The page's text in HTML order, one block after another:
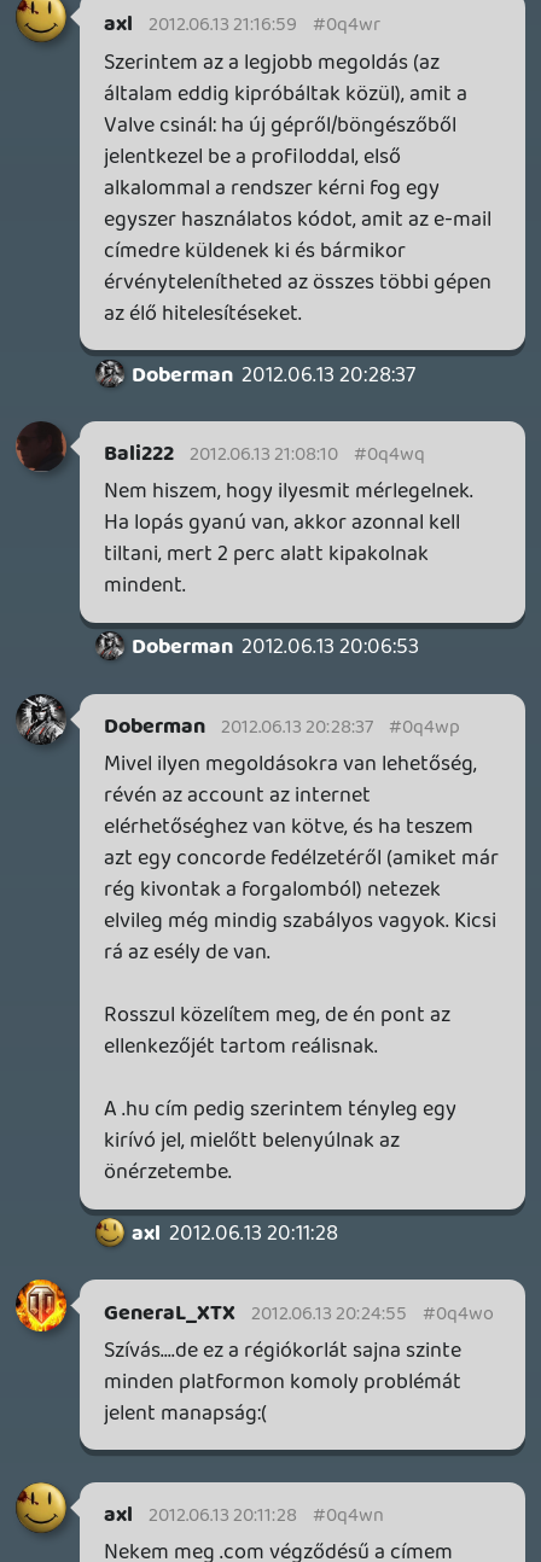
Insect 2012.06.13 19:38:10
Bali222 2012.06.13 19:45:22 #0q4wd
RMAH-t a battlenet accountodban
beállított ország szerinti régióban éred el.
Volt eről a régiózárról valami hivatalos info
amúgy? Pont azt hangoztatták, release
előtt, hogy mivel a menüben állíthatod,
hogy melyik régiót éred el, ezért nem
lesznek különböző verziók.
Insect 2012.06.13 19:38:10
Doberman 2012.06.13 19:43:52 #0q4wc
Megy a support a létező összes vonalon,
már volt személyes megkeresés levélben
részükről. Igazolványokat kérnek meg
társait, van remény legalább.
Az viszont, hogy se szó se beszéd kizárnak
mindenféle bizonyosság nélkül
megdöbbentő. Ha nincs normális support
akkor lehúztam budin a pénzt, mindezt
azért mert egy rugalmatlan online
felületen kell minden szemetet
rendeznem.
Insect 2012.06.13 19:38:10 #0q4wb
RMAH
axl 2012.06.13 19:32:49
2012.06.13 19:32:49 #0q4wa
Mondjuk ilyen esetekben (ismételt
belépések a világ távoli pontjairól, rövid
időn belül) a Valve is szó nélkül zárol.
Standard biztonsági eljárás, elvileg a
Viszont a régiózár szerintem is baromság.
Eleve miért nem mindegy nekik, hogy
ugyanoda áramlik be, csak más
csatornákon keresztül...
Doberman 2012.06.13 19:16:18 #0q4w9
Doboz kell, ha az ég leszakad akkor is, nem
odakint 60 usd, az meg nem ugyanaz.
Insect 2012.06.13 19:04:53 #0q4w8
Mindezt simán elkerülhetted volna, ha
megveszed a Blizzard online boltjában.
Bali222 2012.06.13 18:47:17 #0q4w7